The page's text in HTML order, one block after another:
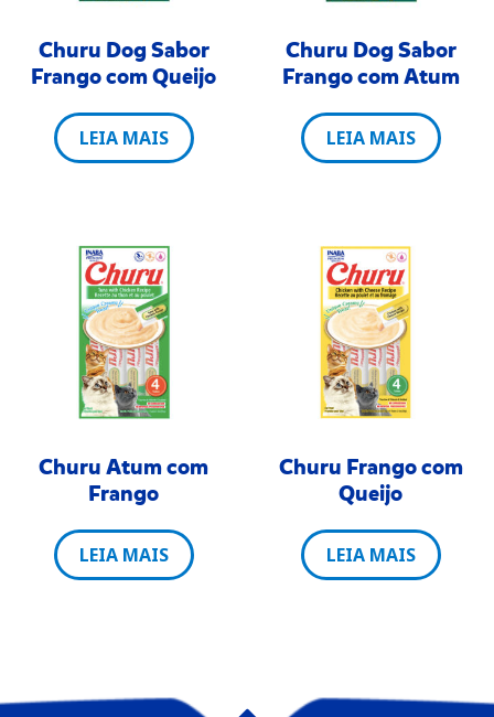
Churu Dog Sabor
Frango com Queijo
LEIA MAIS
Churu Dog Sabor
Frango com Atum
LEIA MAIS
Churu Atum com
Frango
LEIA MAIS
Churu Frango com
Queijo
LEIA MAIS